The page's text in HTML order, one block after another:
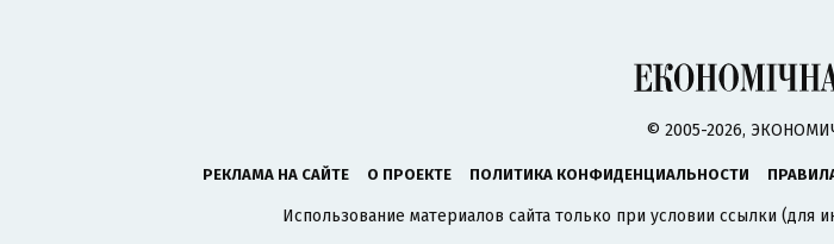
© 2005-2026,
РЕКЛАМА НА САЙТЕ О ПРОЕКТЕ ПОЛИТИКА КОНФИДЕНЦИАЛЬНОСТИ
Использование материалов сайта только при условии ссылки (для